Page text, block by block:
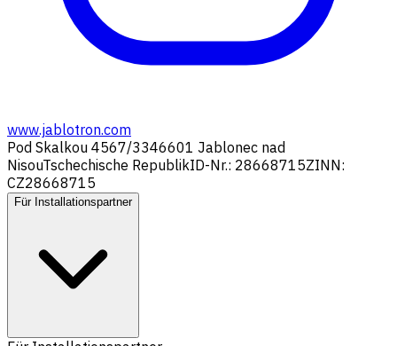
www.jablotron.com
Pod Skalkou 4567/3346601 Jablonec nad
NisouTschechische RepublikID-Nr.: 28668715ZINN:
CZ28668715
Für Installationspartner